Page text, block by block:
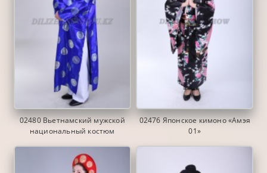
02480 Вьетнамский мужской
национальный костюм
02476 Японское кимоно «Амэя
01»